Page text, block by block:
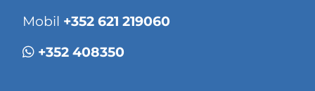
Mobil +352 621 219060
+352 408350